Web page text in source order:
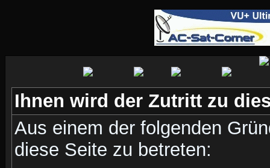
Ihnen wird der Zutritt zu
Aus einem der folgenden
diese Seite zu betreten: